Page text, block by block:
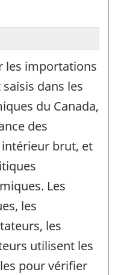
les importations
dans les
du Canada,
des
brut, et
Les
les
les
utilisent les
pour vérifier